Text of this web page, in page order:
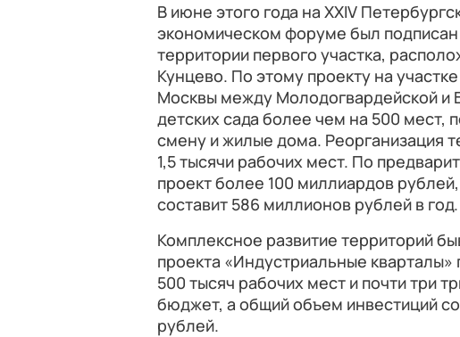
В июне этого года на XXIV
экономическом форуме был
территории первого участка,
Кунцево. По этому проекту на
Москвы между Молодогвардейской и
детских сада более чем на 500 мест,
смену и жилые дома. Реорганизация
1,5 тысячи рабочих мест. По
проект более 100 миллиардов
составит 586 миллионов рублей в год.
Комплексное развитие территорий
проекта «Индустриальные кварталы»
500 тысяч рабочих мест и почти три
бюджет, а общий объем инвестиций
рублей.